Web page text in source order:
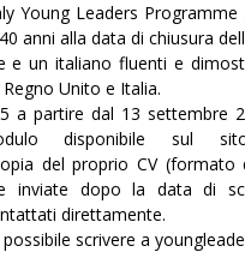
Young Leaders
anni alla data di chiusura
e un italiano fluenti e
Unito e Italia.
a partire dal 13 settembre
disponibile sul
del proprio CV
inviate dopo la data di
direttamente.
scrivere a